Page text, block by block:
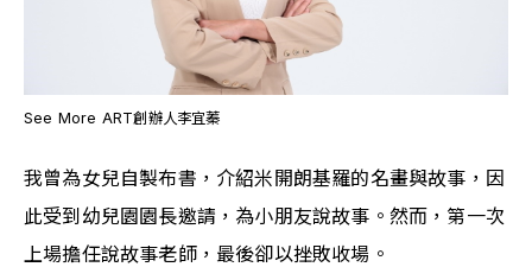
See More ART創辦人李宜蓁
我曾為女兒自製布書，介紹米開朗基羅的名畫與故事，因
此受到幼兒園園長邀請，為小朋友說故事。然而，第一次
上場擔任說故事老師，最後卻以挫敗收場。